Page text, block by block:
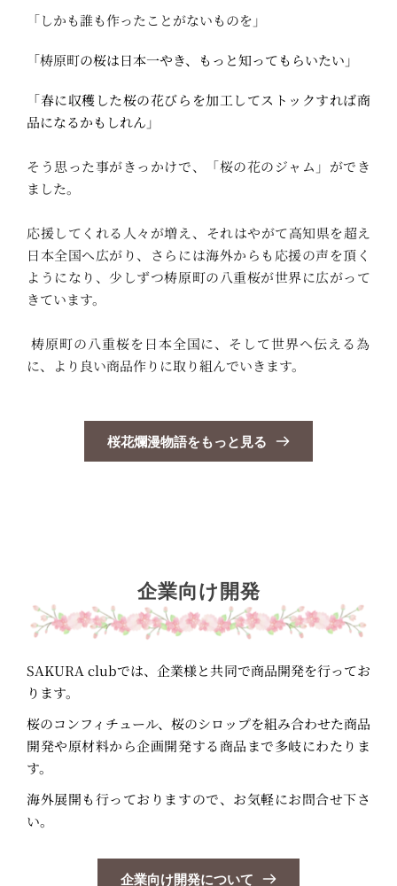
「しかも誰も作ったことがないものを」
「梼原町の桜は日本一やき、もっと知ってもらいたい」
「春に収穫した桜の花びらを加工してストックすれば商
品になるかもしれん」
そう思った事がきっかけで、「桜の花のジャム」ができ
ました。
応援してくれる人々が増え、それはやがて高知県を超え
日本全国へ広がり、さらには海外からも応援の声を頂く
ようになり、少しずつ梼原町の八重桜が世界に広がって
きています。
に、より良い商品作りに取り組んでいきます。
桜花爛漫物語をもっと見る
企業向け開発
SAKURA clubでは、企業様と共同で商品開発を行ってお
ります。
桜のコンフィチュール、桜のシロップを組み合わせた商品
開発や原材料から企画開発する商品まで多岐にわたりま
す。
海外展開も行っておりますので、お気軽にお問合せ下さ
い。
企業向け開発について